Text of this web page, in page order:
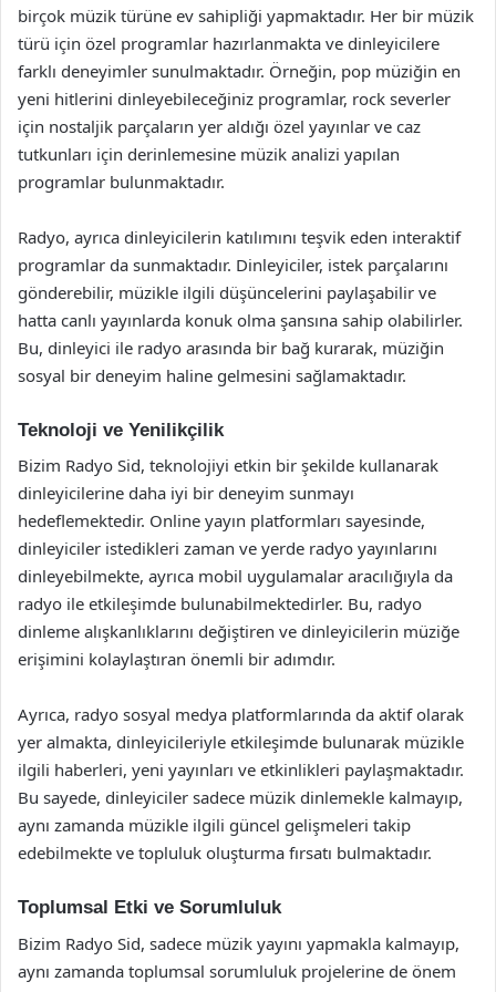
birçok müzik türüne ev sahipliği yapmaktadır. Her bir müzik
türü için özel programlar hazırlanmakta ve dinleyicilere
farklı deneyimler sunulmaktadır. Örneğin, pop müziğin en
yeni hitlerini dinleyebileceğiniz programlar, rock severler
için nostaljik parçaların yer aldığı özel yayınlar ve caz
tutkunları için derinlemesine müzik analizi yapılan
programlar bulunmaktadır.
Radyo, ayrıca dinleyicilerin katılımını teşvik eden interaktif
programlar da sunmaktadır. Dinleyiciler, istek parçalarını
gönderebilir, müzikle ilgili düşüncelerini paylaşabilir ve
hatta canlı yayınlarda konuk olma şansına sahip olabilirler.
Bu, dinleyici ile radyo arasında bir bağ kurarak, müziğin
sosyal bir deneyim haline gelmesini sağlamaktadır.
Teknoloji ve Yenilikçilik
Bizim Radyo Sid, teknolojiyi etkin bir şekilde kullanarak
dinleyicilerine daha iyi bir deneyim sunmayı
hedeflemektedir. Online yayın platformları sayesinde,
dinleyiciler istedikleri zaman ve yerde radyo yayınlarını
dinleyebilmekte, ayrıca mobil uygulamalar aracılığıyla da
radyo ile etkileşimde bulunabilmektedirler. Bu, radyo
dinleme alışkanlıklarını değiştiren ve dinleyicilerin müziğe
erişimini kolaylaştıran önemli bir adımdır.
Ayrıca, radyo sosyal medya platformlarında da aktif olarak
yer almakta, dinleyicileriyle etkileşimde bulunarak müzikle
ilgili haberleri, yeni yayınları ve etkinlikleri paylaşmaktadır.
Bu sayede, dinleyiciler sadece müzik dinlemekle kalmayıp,
aynı zamanda müzikle ilgili güncel gelişmeleri takip
edebilmekte ve topluluk oluşturma fırsatı bulmaktadır.
Toplumsal Etki ve Sorumluluk
Bizim Radyo Sid, sadece müzik yayını yapmakla kalmayıp,
aynı zamanda toplumsal sorumluluk projelerine de önem